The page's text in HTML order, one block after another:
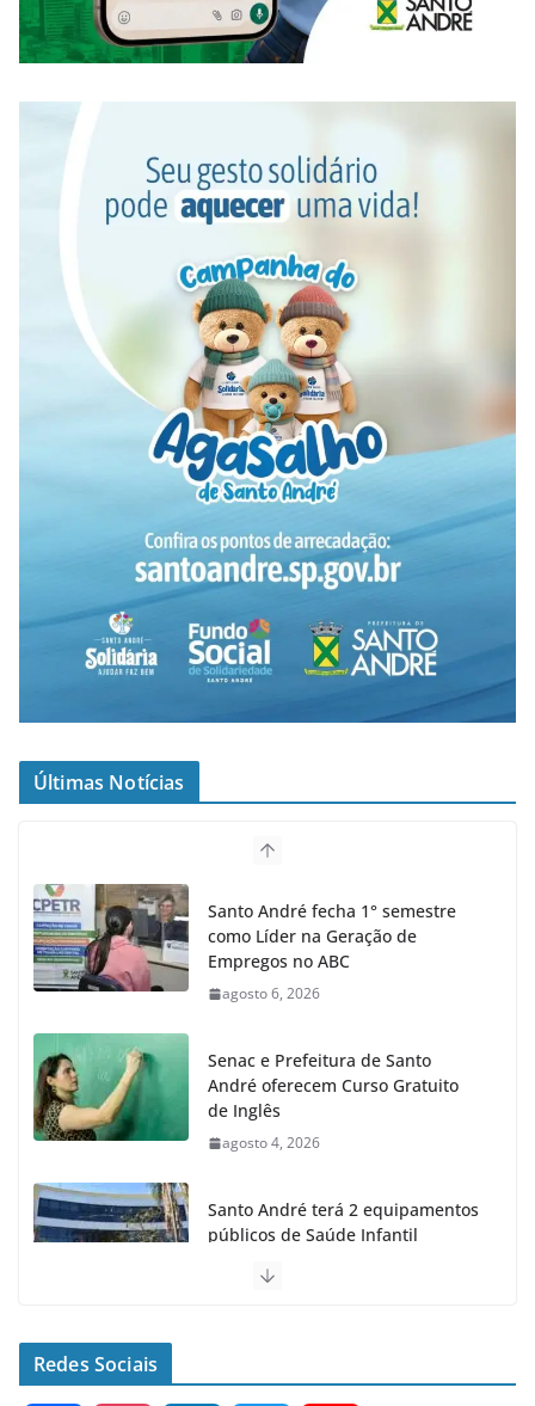
Últimas Notícias
Santo André fecha 1° semestre
como Líder na Geração de
Empregos no ABC
agosto 6, 2026
Senac e Prefeitura de Santo
André oferecem Curso Gratuito
de Inglês
agosto 4, 2026
Santo André terá 2 equipamentos
públicos de Saúde Infantil
agosto 2, 2026
semestre
Redes Sociais